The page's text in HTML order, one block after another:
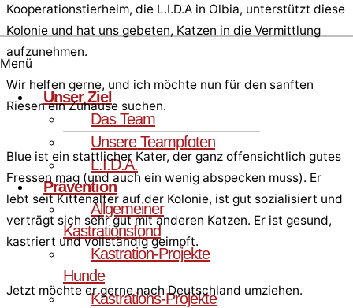
Menü
Unser Ziel
Das Team
Unsere Teampfoten
L.I.D.A.
Prävention
Allgemeiner
Kastrationsfond
Kastration-Projekte
Hunde
Kastrations-Projekte
Kooperationstierheim, die L.I.D.A in Olbia, unterstützt diese
Kolonie und hat uns gebeten, Katzen in die Vermittlung
aufzunehmen.
Wir helfen gerne, und ich möchte nun für den sanften
Riesen ein Zuhause suchen.
Blue ist ein stattlicher Kater, der ganz offensichtlich gutes
Fressen mag (und auch ein wenig abspecken muss). Er
lebt seit Kittenalter auf der Kolonie, ist gut sozialisiert und
verträgt sich sehr gut mit anderen Katzen. Er ist gesund,
kastriert und vollständig geimpft.
Jetzt möchte er gerne nach Deutschland umziehen.